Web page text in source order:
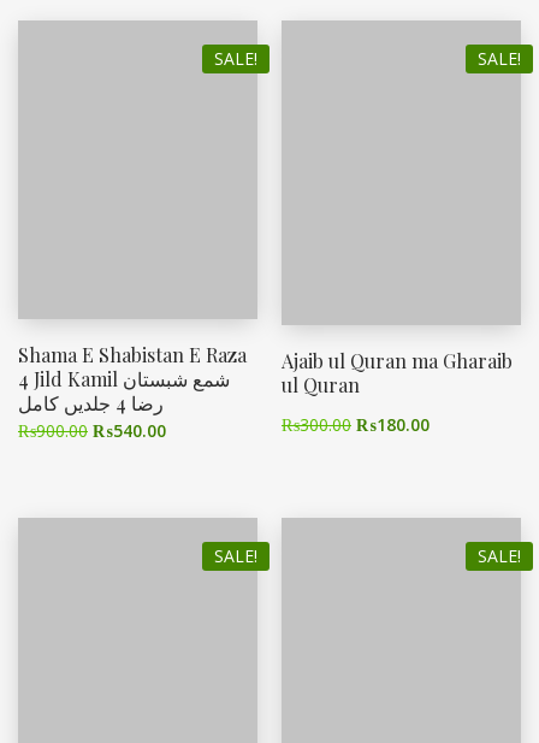
SALE!
Shama E Shabistan E Raza
4 Jild Kamil شمع شبستان
رضا 4 جلدیں کامل
₨900.00 ₨540.00
SALE!
Ajaib ul Quran ma Gharaib
ul Quran
₨300.00 ₨180.00
SALE! SALE!